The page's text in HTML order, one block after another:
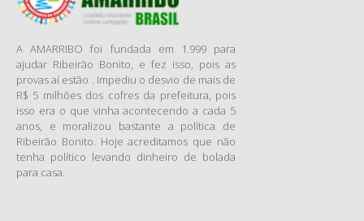
A AMARRIBO foi fundada em 1.999 para
ajudar Ribeirão Bonito, e fez isso, pois as
provas aí estão . Impediu o desvio de mais de
R$ 5 milhões dos cofres da prefeitura, pois
isso era o que vinha acontecendo a cada 5
anos, e moralizou bastante a política de
Ribeirão Bonito. Hoje acreditamos que não
tenha político levando dinheiro de bolada
para casa.